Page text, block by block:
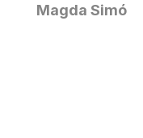
Magda Simó